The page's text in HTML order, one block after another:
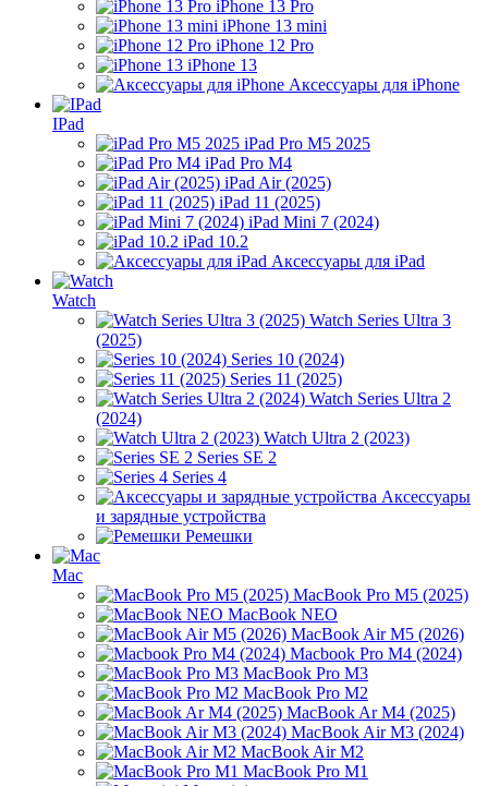
iPhone 13 Pro
iPhone 13 mini
iPhone 12 Pro
iPhone 13
Аксессуары для iPhone
IPad
iPad Pro M5 2025
iPad Pro M4
iPad Air (2025)
iPad 11 (2025)
iPad Mini 7 (2024)
iPad 10.2
Аксессуары для iPad
Watch
Watch Series Ultra 3
(2025)
Series 10 (2024)
Series 11 (2025)
Watch Series Ultra 2
(2024)
Watch Ultra 2 (2023)
Series SE 2
Series 4
Аксессуары
и зарядные устройства
Ремешки
Mac
MacBook Pro M5 (2025)
MacBook NEO
MacBook Air M5 (2026)
Macbook Pro M4 (2024)
MacBook Pro M3
MacBook Pro M2
MacBook Ar M4 (2025)
MacBook Air M3 (2024)
MacBook Air M2
MacBook Pro M1